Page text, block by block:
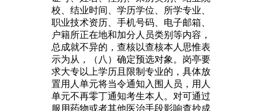
校、结业时间、学历学位、所学专业、
职业技术资历、手机号码、电子邮箱、
户籍所正在地和加分人员类别等内容，
总成就不异的，查核以查核本人思惟表
示为从，（八）确定预选对象。岗亭要
求大专以上学历且限制专业的，具体放
置用人单元将当令通知入围人员，用人
单元不再零丁通知考生本人。对可通过
服用药物或者其他医治手段影响查抄成